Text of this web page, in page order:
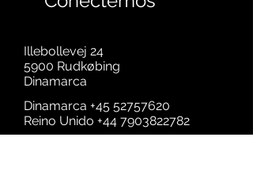
Illebollevej 24
5900 Rudkøbing
Dinamarca
Dinamarca +45 52757620
Reino Unido +44 7903822782